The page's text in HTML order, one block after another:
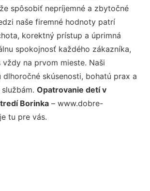
spôsobiť nepríjemné a zbytočné
naše firemné hodnoty patrí
korektný prístup a úprimná
spokojnosť každého zákazníka,
na prvom mieste. Naši
dlhoročné skúsenosti, bohatú prax a
Opatrovanie detí v
Borinka – www.dobre-
tu pre vás.